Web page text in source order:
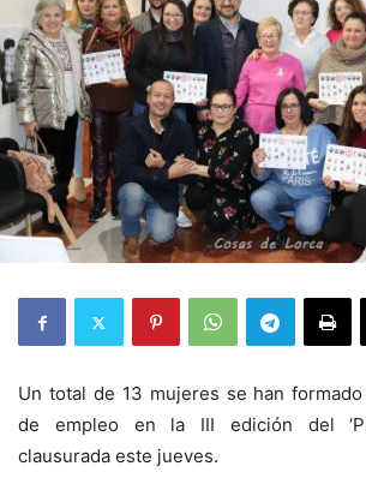
Un total de 13 mujeres se han
de empleo en la III edición del
clausurada este jueves.